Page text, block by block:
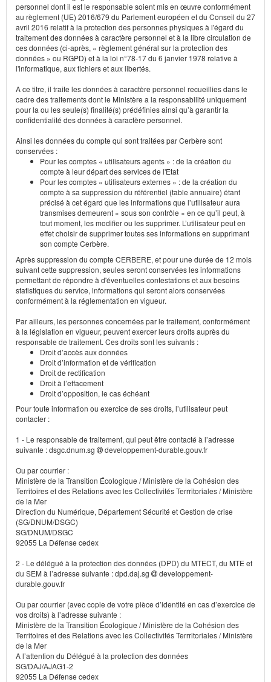
personnel dont il est le responsable soient mis en œuvre conformément
au règlement (UE) 2016/679 du Parlement européen et du Conseil du 27
avril 2016 relatif à la protection des personnes physiques à l'égard du
traitement des données à caractère personnel et à la libre circulation de
ces données (ci-après, « règlement général sur la protection des
données » ou RGPD) et à la loi n°78-17 du 6 janvier 1978 relative à
l'informatique, aux fichiers et aux libertés.
A ce titre, il traite les données à caractère personnel recueillies dans le
cadre des traitements dont le Ministère a la responsabilité uniquement
pour la ou les seule(s) finalité(s) prédéfinies ainsi qu’à garantir la
confidentialité des données à caractère personnel.
Ainsi les données du compte qui sont traitées par Cerbère sont
conservées :
Pour les comptes « utilisateurs agents » : de la création du
compte à leur départ des services de l'Etat
Pour les comptes « utilisateurs externes » : de la création du
compte à sa suppression du référentiel (table annuaire) étant
précisé à cet égard que les informations que l’utilisateur aura
transmises demeurent « sous son contrôle » en ce qu’il peut, à
tout moment, les modifier ou les supprimer. L’utilisateur peut en
effet choisir de supprimer toutes ses informations en supprimant
son compte Cerbère.
Après suppression du compte CERBERE, et pour une durée de 12 mois
suivant cette suppression, seules seront conservées les informations
permettant de répondre à d'éventuelles contestations et aux besoins
statistiques du service, informations qui seront alors conservées
conformément à la réglementation en vigueur.
Par ailleurs, les personnes concernées par le traitement, conformément
à la législation en vigueur, peuvent exercer leurs droits auprès du
responsable de traitement. Ces droits sont les suivants :
Droit d’accès aux données
Droit d’information et de vérification
Droit de rectification
Droit à l’effacement
Droit d’opposition, le cas échéant
Pour toute information ou exercice de ses droits, l’utilisateur peut
contacter :
1 - Le responsable de traitement, qui peut être contacté à l’adresse
suivante : dsgc.dnum.sg
developpement-durable.gouv.fr
Ou par courrier :
Ministère de la Transition Écologique / Ministère de la Cohésion des
Territoires et des Relations avec les Collectivités Terrritoriales / Ministère
de la Mer
Direction du Numérique, Département Sécurité et Gestion de crise
(SG/DNUM/DSGC)
SG/DNUM/DSGC
92055 La Défense cedex
2 - Le délégué à la protection des données (DPD) du MTECT, du MTE et
du SEM à l’adresse suivante : dpd.daj.sg
developpement-
durable.gouv.fr
Ou par courrier (avec copie de votre pièce d’identité en cas d’exercice de
vos droits) à l’adresse suivante :
Ministère de la Transition Écologique / Ministère de la Cohésion des
Territoires et des Relations avec les Collectivités Terrritoriales / Ministère
de la Mer
A l’attention du Délégué à la protection des données
SG/DAJ/AJAG1-2
92055 La Défense cedex